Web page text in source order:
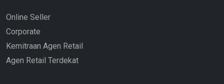
Online Seller
Corporate
Kemitraan Agen Retail
Agen Retail Terdekat